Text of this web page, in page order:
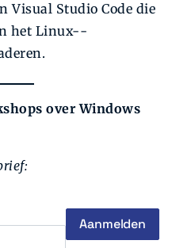
Visual Studio Code die
het Linux-­
over Windows